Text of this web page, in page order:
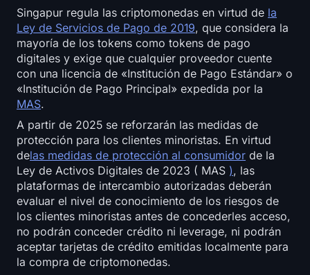
Singapur regula las criptomonedas en virtud de la
Ley de Servicios de Pago de 2019, que considera la
mayoría de los tokens como tokens de pago
digitales y exige que cualquier proveedor cuente
con una licencia de «Institución de Pago Estándar» o
«Institución de Pago Principal» expedida por la
MAS.
A partir de 2025 se reforzarán las medidas de
protección para los clientes minoristas. En virtud
delas medidas de protección al consumidor de la
Ley de Activos Digitales de 2023 ( MAS ), las
plataformas de intercambio autorizadas deberán
evaluar el nivel de conocimiento de los riesgos de
los clientes minoristas antes de concederles acceso,
no podrán conceder crédito ni leverage, ni podrán
aceptar tarjetas de crédito emitidas localmente para
la compra de criptomonedas.